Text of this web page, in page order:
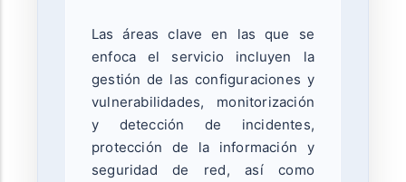
Las áreas clave en las que se
enfoca el servicio incluyen la
gestión de las configuraciones y
vulnerabilidades, monitorización
y detección de incidentes,
protección de la información y
seguridad de red, así como